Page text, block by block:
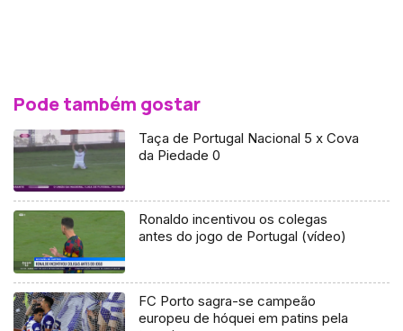
Pode também gostar
Taça de Portugal Nacional 5 x Cova
da Piedade 0
Ronaldo incentivou os colegas
antes do jogo de Portugal (vídeo)
FC Porto sagra-se campeão
europeu de hóquei em patins pela